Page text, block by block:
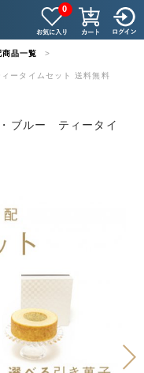
0
品一覧
ータイムセット 送料無料
・ブルー ティータイ